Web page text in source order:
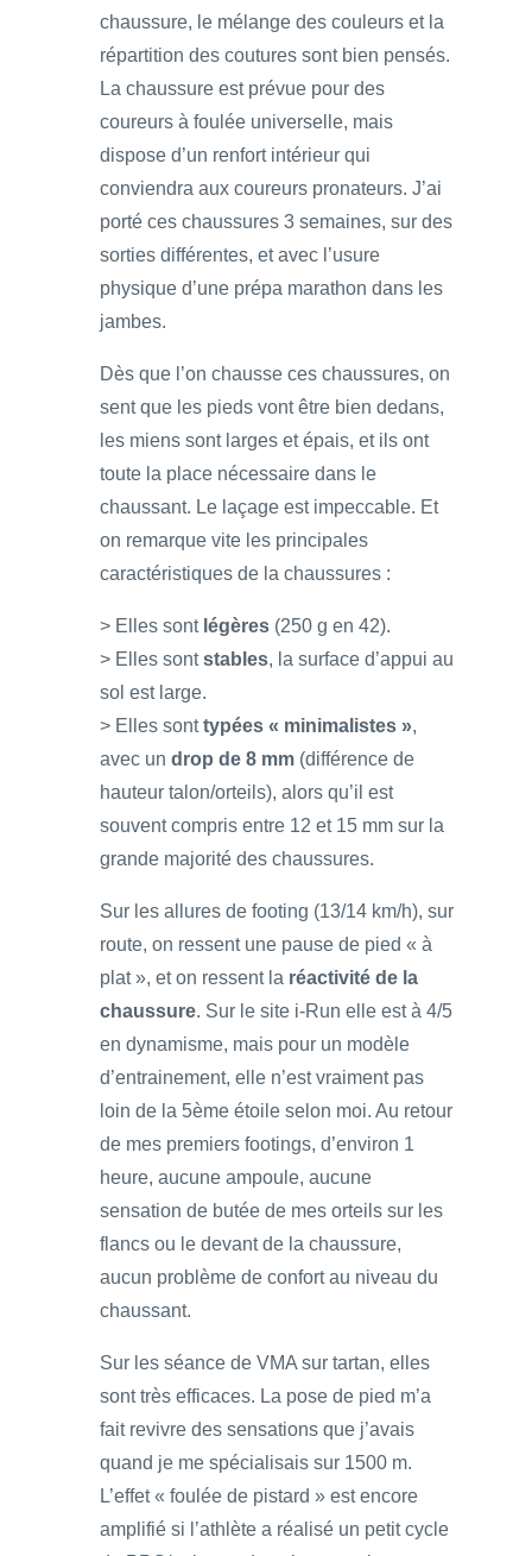
chaussure, le mélange des couleurs et la
répartition des coutures sont bien pensés.
La chaussure est prévue pour des
coureurs à foulée universelle, mais
dispose d’un renfort intérieur qui
conviendra aux coureurs pronateurs. J’ai
porté ces chaussures 3 semaines, sur des
sorties différentes, et avec l’usure
physique d’une prépa marathon dans les
jambes.
Dès que l’on chausse ces chaussures, on
sent que les pieds vont être bien dedans,
les miens sont larges et épais, et ils ont
toute la place nécessaire dans le
chaussant. Le laçage est impeccable. Et
on remarque vite les principales
caractéristiques de la chaussures :
> Elles sont légères (250 g en 42).
> Elles sontstables, la surface d’appui au
sol est large.
> Elles sonttypées « minimalistes »,
avec un drop de 8 mm (différence de
hauteur talon/orteils), alors qu’il est
souvent compris entre 12 et 15 mm sur la
grande majorité des chaussures.
Sur les allures de footing (13/14 km/h), sur
route, on ressent une pause de pied « à
plat », et on ressent la réactivité de la
chaussure. Sur le site i-Run elle est à 4/5
en dynamisme, mais pour un modèle
d’entrainement, elle n’est vraiment pas
loin de la 5ème étoile selon moi. Au retour
de mes premiers footings, d’environ 1
heure, aucune ampoule, aucune
sensation de butée de mes orteils sur les
flancs ou le devant de la chaussure,
aucun problème de confort au niveau du
chaussant.
Sur les séance de VMA sur tartan, elles
sont très efficaces. La pose de pied m’a
fait revivre des sensations que j’avais
quand je me spécialisais sur 1500 m.
L’effet « foulée de pistard » est encore
amplifié si l’athlète a réalisé un petit cycle